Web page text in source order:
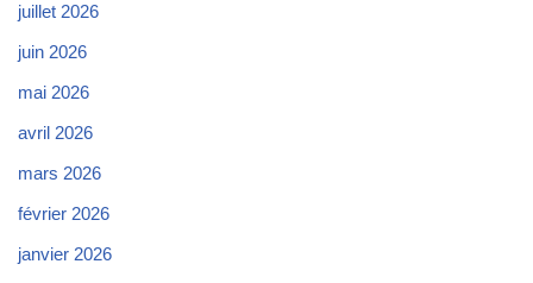
juillet 2026
juin 2026
mai 2026
avril 2026
mars 2026
février 2026
janvier 2026